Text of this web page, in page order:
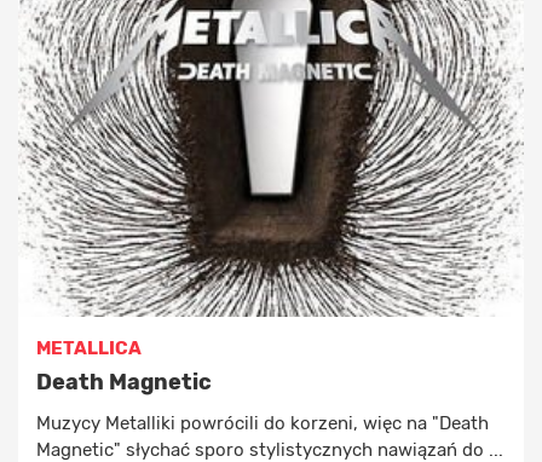
Jazz i fusion
Elektronika
Alternatywa
Klasyczna i filmowa
Funk, Hip-hop, Reggae
Folk
METALLICA
Death Magnetic
Muzycy Metalliki powrócili do korzeni, więc na "Death
Magnetic" słychać sporo stylistycznych nawiązań do ...